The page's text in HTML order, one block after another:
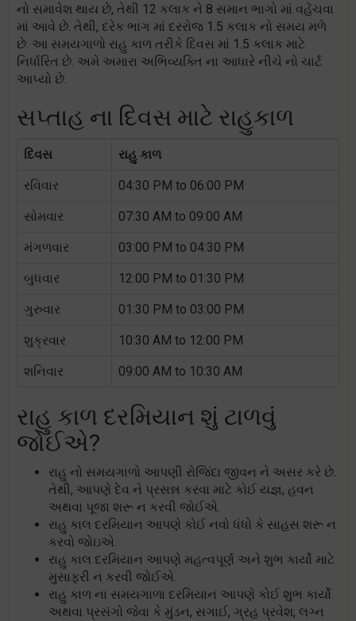
નો સમાવેશ થાય છે, તેથી 12 કલાક ને 8 સમાન ભાગો માં વહેંચવા
માં આવે છે. તેથી, દરેક ભાગ માં દરરોજ 1.5 કલાક નો સમય મળે
છે. આ સમયગાળો રાહુ કાળ તરીકે દિવસ માં 1.5 કલાક માટે
નિર્ધારિત છે. અમે અમારા અભિવ્યક્તિ ના આધારે નીચે નો ચાર્ટ
આપ્યો છે.
સપ્તાહ ના દિવસ માટે રાહુકાળ
દિવસ રાહુ કાળ
રવિવાર 04:30 PM to 06:00 PM
સોમવાર 07:30 AM to 09:00 AM
મંગળવાર 03:00 PM to 04:30 PM
બુધવાર 12:00 PM to 01:30 PM
ગુરુવાર 01:30 PM to 03:00 PM
શુક્રવાર 10:30 AM to 12:00 PM
શનિવાર 09:00 AM to 10:30 AM
રાહુ કાળ દરમિયાન શું ટાળવું
જોઈએ?
રાહુ નો સમયગાળો આપણી રોજિંદા જીવન ને અસર કરે છે.
તેથી, આપણે દેવ ને પ્રસન્ન કરવા માટે કોઈ યજ્ઞ, હવન
અથવા પૂજા શરૂ ન કરવી જોઈએ.
રાહુ કાલ દરમિયાન આપણે કોઈ નવો ધંધો કે સાહસ શરૂ ન
કરવો જોઇએ.
રાહુ કાલ દરમિયાન આપણે મહત્વપૂર્ણ અને શુભ કાર્યો માટે
મુસાફરી ન કરવી જોઈએ.
રાહુ કાળ ના સમયગાળા દરમિયાન આપણે કોઈ શુભ કાર્યો
અથવા પ્રસંગો જેવા કે મુંડન, સગાઈ, ગ્રહ પ્રવેશ, લગ્ન